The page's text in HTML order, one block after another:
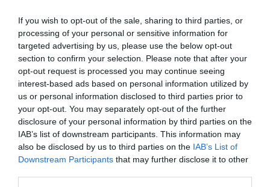
If you wish to opt-out of the sale, sharing to third parties, or
processing of your personal or sensitive information for
targeted advertising by us, please use the below opt-out
section to confirm your selection. Please note that after your
opt-out request is processed you may continue seeing
interest-based ads based on personal information utilized by
us or personal information disclosed to third parties prior to
your opt-out. You may separately opt-out of the further
disclosure of your personal information by third parties on the
IAB’s list of downstream participants. This information may
also be disclosed by us to third parties on the IAB’s List of
Downstream Participants that may further disclose it to other
PRONEWS.GR /PROVOCATEUR
Αδιανόητο: Εκχωρούν την ενέργεια της
χώρας στον Τούρκο επιχειρηματία Ράχμι
Κοτς – «Παίρνει» όλη την Κρήτη!